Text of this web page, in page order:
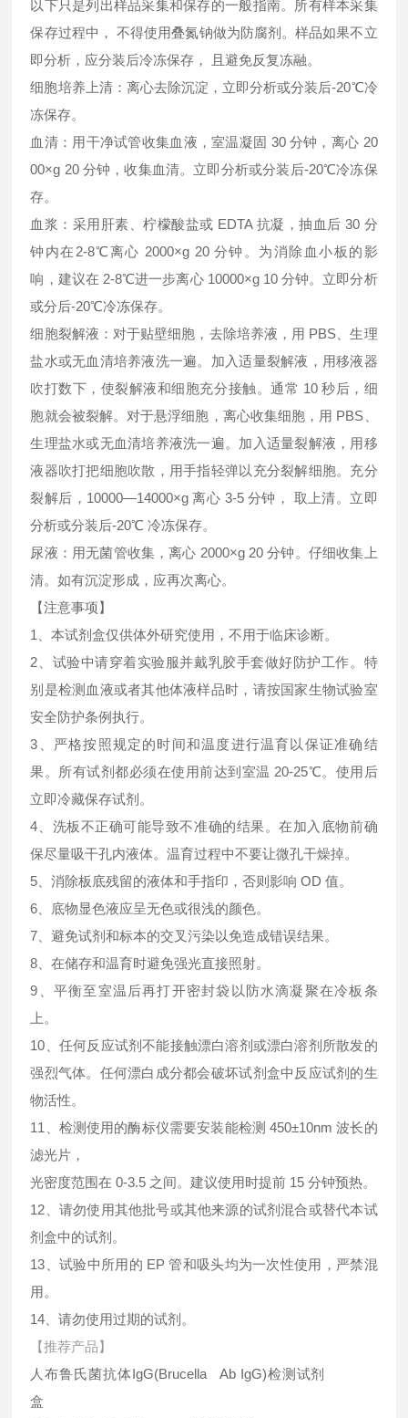
以下只是列出样品采集和保存的一般指南。所有样本采集
保存过程中， 不得使用叠氮钠做为防腐剂。样品如果不立
即分析，应分装后冷冻保存， 且避免反复冻融。
细胞培养上清：离心去除沉淀，立即分析或分装后-20℃冷
冻保存。
血清：用干净试管收集血液，室温凝固 30 分钟，离心 20
00×g 20 分钟，收集血清。立即分析或分装后-20℃冷冻保
存。
血浆：采用肝素、柠檬酸盐或 EDTA 抗凝，抽血后 30 分
钟内在2-8℃离心 2000×g 20 分钟。为消除血小板的影
响，建议在 2-8℃进一步离心 10000×g 10 分钟。立即分析
或分后-20℃冷冻保存。
细胞裂解液：对于贴壁细胞，去除培养液，用 PBS、生理
盐水或无血清培养液洗一遍。加入适量裂解液，用移液器
吹打数下，使裂解液和细胞充分接触。通常 10 秒后，细
胞就会被裂解。对于悬浮细胞，离心收集细胞，用 PBS、
生理盐水或无血清培养液洗一遍。加入适量裂解液，用移
液器吹打把细胞吹散，用手指轻弹以充分裂解细胞。充分
裂解后，10000—14000×g 离心 3-5 分钟， 取上清。立即
分析或分装后-20℃ 冷冻保存。
尿液：用无菌管收集，离心 2000×g 20 分钟。仔细收集上
清。如有沉淀形成，应再次离心。
【注意事项】
1、本试剂盒仅供体外研究使用，不用于临床诊断。
2、试验中请穿着实验服并戴乳胶手套做好防护工作。特
别是检测血液或者其他体液样品时，请按国家生物试验室
安全防护条例执行。
3、严格按照规定的时间和温度进行温育以保证准确结
果。所有试剂都必须在使用前达到室温 20-25℃。使用后
立即冷藏保存试剂。
4、洗板不正确可能导致不准确的结果。在加入底物前确
保尽量吸干孔内液体。温育过程中不要让微孔干燥掉。
5、消除板底残留的液体和手指印，否则影响 OD 值。
6、底物显色液应呈无色或很浅的颜色。
7、避免试剂和标本的交叉污染以免造成错误结果。
8、在储存和温育时避免强光直接照射。
9、平衡至室温后再打开密封袋以防水滴凝聚在冷板条
上。
10、任何反应试剂不能接触漂白溶剂或漂白溶剂所散发的
强烈气体。任何漂白成分都会破坏试剂盒中反应试剂的生
物活性。
11、检测使用的酶标仪需要安装能检测 450±10nm 波长的
滤光片，
光密度范围在 0-3.5 之间。建议使用时提前 15 分钟预热。
12、请勿使用其他批号或其他来源的试剂混合或替代本试
剂盒中的试剂。
13、试验中所用的 EP 管和吸头均为一次性使用，严禁混
用。
14、请勿使用过期的试剂。
【推荐产品】
人布鲁氏菌抗体IgG(Brucella Ab IgG)检测试剂
盒